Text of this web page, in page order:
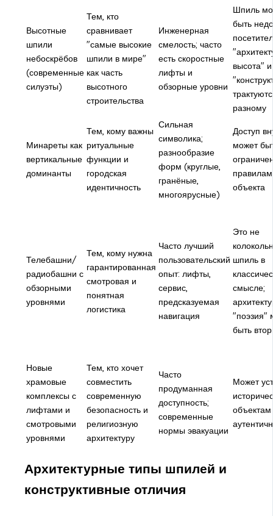
Высотные
шпили
небоскрёбов
(современные
силуэты)
Тем, кто
сравнивает
"самые высокие
шпили в мире"
как часть
высотного
строительства
Инженерная
смелость; часто
есть скоростные
лифты и
обзорные уровни
Шпиль
быть
высота" и
разному
Минареты как
вертикальные
доминанты
Тем, кому важны
ритуальные
функции и
городская
идентичность
Сильная
символика;
разнообразие
форм (круглые,
гранёные,
многоярусные)
Доступ
может
объекта
Телебашни/
радиобашни с
обзорными
уровнями
Тем, кому нужна
гарантированная
смотровая и
понятная
логистика
Часто лучший
пользовательский
опыт: лифты,
сервис,
предсказуемая
навигация
Это не
шпиль в
смысле;
"поэзия"
быть
Новые
храмовые
комплексы с
лифтами и
смотровыми
уровнями
Тем, кто хочет
совместить
современную
безопасность и
религиозную
архитектуру
Часто
продуманная
доступность;
современные
нормы эвакуации
Может
объектам
Архитектурные типы шпилей и
конструктивные отличия